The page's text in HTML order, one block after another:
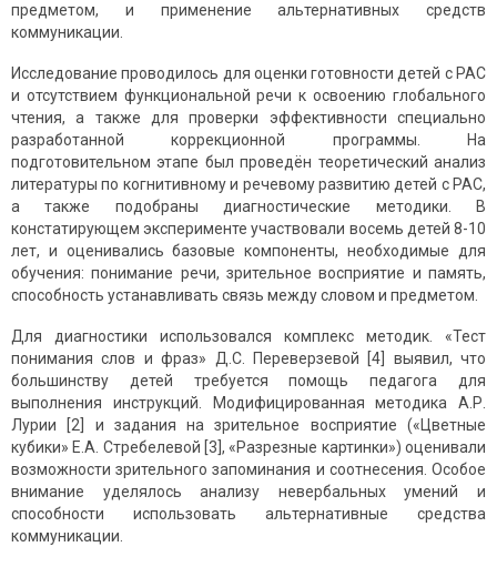
предметом, и применение альтернативных средств
коммуникации.
Исследование проводилось для оценки готовности детей с РАС
и отсутствием функциональной речи к освоению глобального
чтения, а также для проверки эффективности специально
разработанной коррекционной программы. На
подготовительном этапе был проведён теоретический анализ
литературы по когнитивному и речевому развитию детей с РАС,
а также подобраны диагностические методики. В
констатирующем эксперименте участвовали восемь детей 8-10
лет, и оценивались базовые компоненты, необходимые для
обучения: понимание речи, зрительное восприятие и память,
способность устанавливать связь между словом и предметом.
Для диагностики использовался комплекс методик. «Тест
понимания слов и фраз» Д.С. Переверзевой [4] выявил, что
большинству детей требуется помощь педагога для
выполнения инструкций. Модифицированная методика А.Р.
Лурии [2] и задания на зрительное восприятие («Цветные
кубики» Е.А. Стребелевой [3], «Разрезные картинки») оценивали
возможности зрительного запоминания и соотнесения. Особое
внимание уделялось анализу невербальных умений и
способности использовать альтернативные средства
коммуникации.